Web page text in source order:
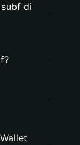
di